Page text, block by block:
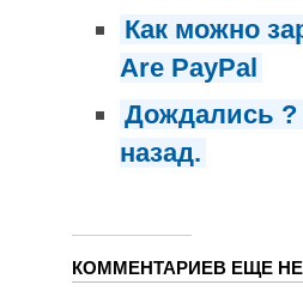
Как можно
Are PayPal
Дождались ?
назад.
КОММЕНТАРИЕВ ЕЩЕ